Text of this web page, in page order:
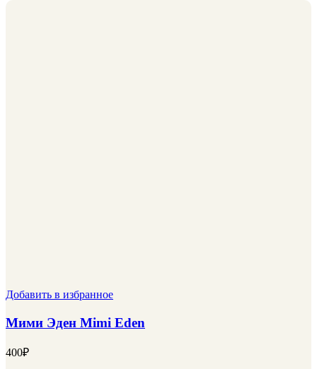
Добавить в избранное
Мими Эден Mimi Eden
400₽